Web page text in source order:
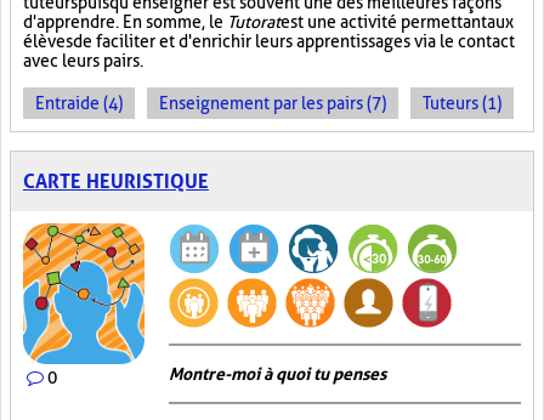
d'apprendre. En somme, le Tutoratest une activité permettant aux
élèves de faciliter et d'enrichir leurs apprentissages via le contact
avec leurs pairs.
Entraide (4) Enseignement par les pairs (7) Tuteurs (1)
CARTE HEURISTIQUE
0 Montre-moi à quoi tu penses